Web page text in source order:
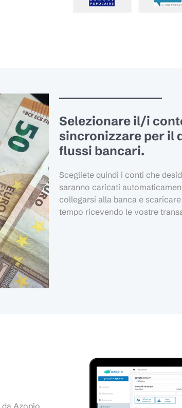
Selezionare il/i
sincronizzare per il
flussi bancari.
Scegliete quindi i conti che
saranno caricati
collegarsi alla banca e
tempo ricevendo le vostre
da Azopio